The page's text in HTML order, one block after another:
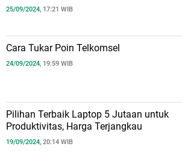
25/09/2024, 17:21 WIB
Cara Tukar Poin Telkomsel
24/09/2024, 19:59 WIB
Pilihan Terbaik Laptop 5 Jutaan untuk
Produktivitas, Harga Terjangkau
19/09/2024, 20:14 WIB